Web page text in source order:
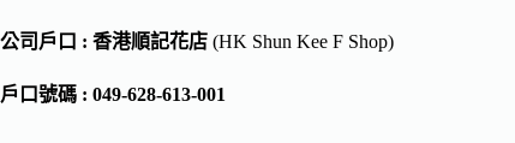
公司戶口 : 香港順記花店 (HK Shun Kee F Shop)
戶口號碼 : 049-628-613-001